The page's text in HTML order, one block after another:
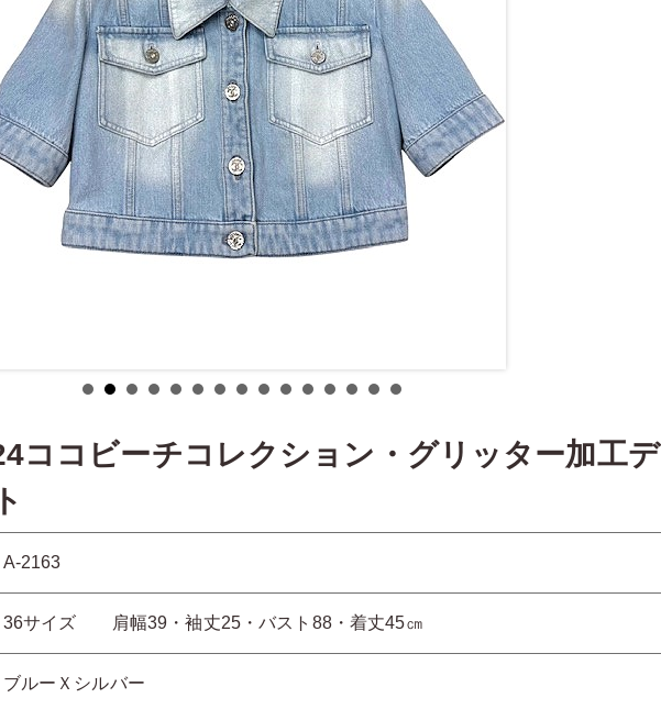
ココビーチコレクション・グリッター加工デ
A-2163
36サイズ 肩幅39・袖丈25・バスト88・着丈45㎝
ブルーＸシルバー